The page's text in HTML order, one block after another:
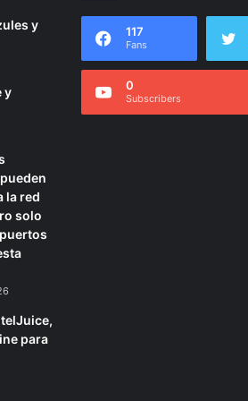
y
y
la red
solo
para
117
Fans
0
Subscribers